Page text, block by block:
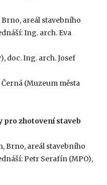
Brno, areál stavebního
Ing. arch. Eva
doc. Ing. arch. Josef
(Muzeum města
pro zhotovení staveb
Brno, areál stavebního
Petr Serafín (MPO),